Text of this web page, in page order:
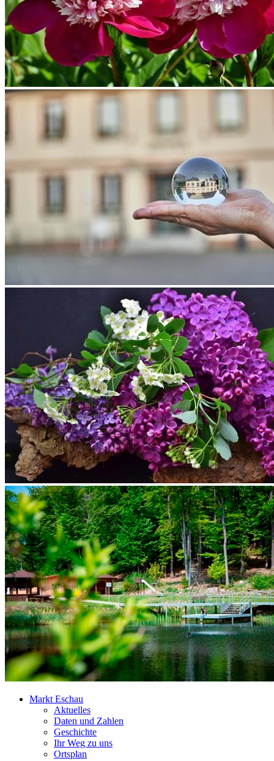
Markt Eschau
Aktuelles
Daten und Zahlen
Geschichte
Ihr Weg zu uns
Ortsplan